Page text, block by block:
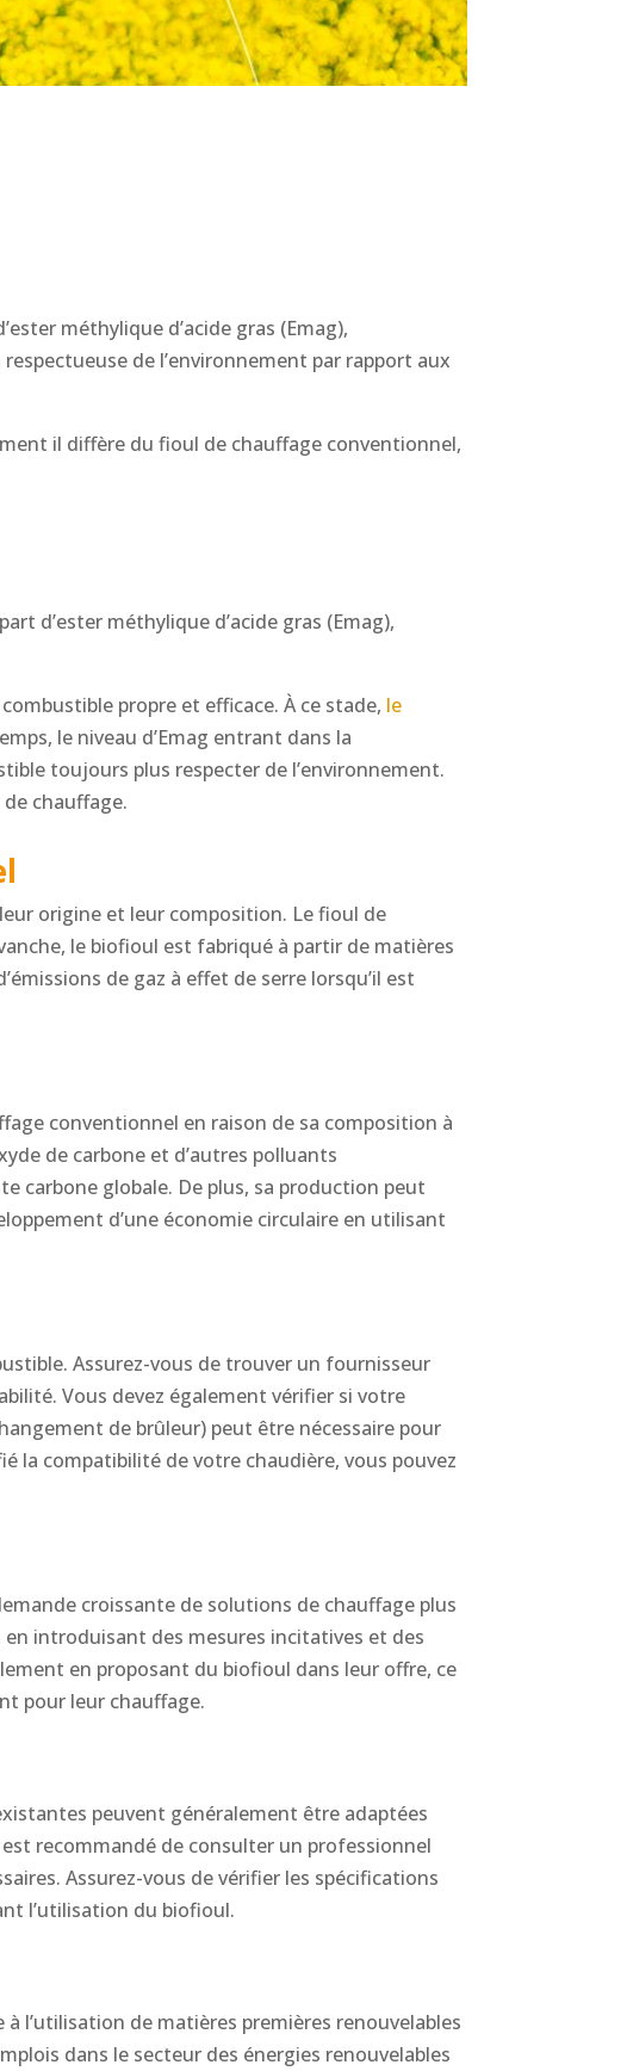
méthylique d’acide gras (Emag),
de l’environnement par rapport aux
il diffère du fioul de chauffage conventionnel,
d’ester méthylique d’acide gras (Emag),
propre et efficace. À ce stade, le
le niveau d’Emag entrant dans la
toujours plus respecter de l’environnement.
chauffage.
origine et leur composition. Le fioul de
le biofioul est fabriqué à partir de matières
de gaz à effet de serre lorsqu’il est
conventionnel en raison de sa composition à
de carbone et d’autres polluants
carbone globale. De plus, sa production peut
d’une économie circulaire en utilisant
Assurez-vous de trouver un fournisseur
Vous devez également vérifier si votre
de brûleur) peut être nécessaire pour
la compatibilité de votre chaudière, vous pouvez
croissante de solutions de chauffage plus
introduisant des mesures incitatives et des
en proposant du biofioul dans leur offre, ce
pour leur chauffage.
peuvent généralement être adaptées
recommandé de consulter un professionnel
Assurez-vous de vérifier les spécifications
l’utilisation du biofioul.
l’utilisation de matières premières renouvelables
dans le secteur des énergies renouvelables